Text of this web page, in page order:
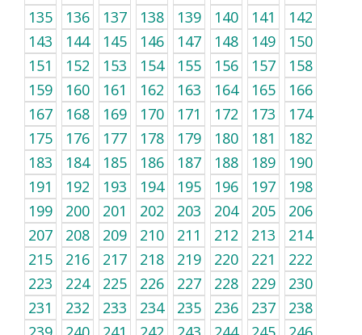
135
136 137 138 139 140 141
142
143
144 145 146 147 148 149
150
151
152 153 154 155 156 157
158
159
160 161 162 163 164 165
166
167
168 169 170 171 172 173
174
175
176 177 178 179 180 181
182
183
184 185 186 187 188 189
190
191
192 193 194 195 196 197
198
199
200 201 202 203 204 205
206
207
208 209 210 211 212 213
214
215
216 217 218 219 220 221
222
223
224 225 226 227 228 229
230
231
232 233 234 235 236 237
238